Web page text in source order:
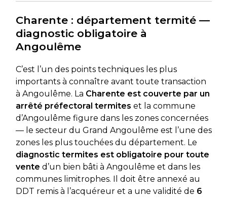
Charente : département termité —
diagnostic obligatoire à
Angoulême
C’est l’un des points techniques les plus
importants à connaître avant toute transaction
à Angoulême. La Charente est couverte par un
arrêté préfectoral termites et la commune
d’Angoulême figure dans les zones concernées
— le secteur du Grand Angoulême est l’une des
zones les plus touchées du département. Le
diagnostic termites est obligatoire pour toute
vente d’un bien bâti à Angoulême et dans les
communes limitrophes. Il doit être annexé au
DDT remis à l’acquéreur et a une validité de 6